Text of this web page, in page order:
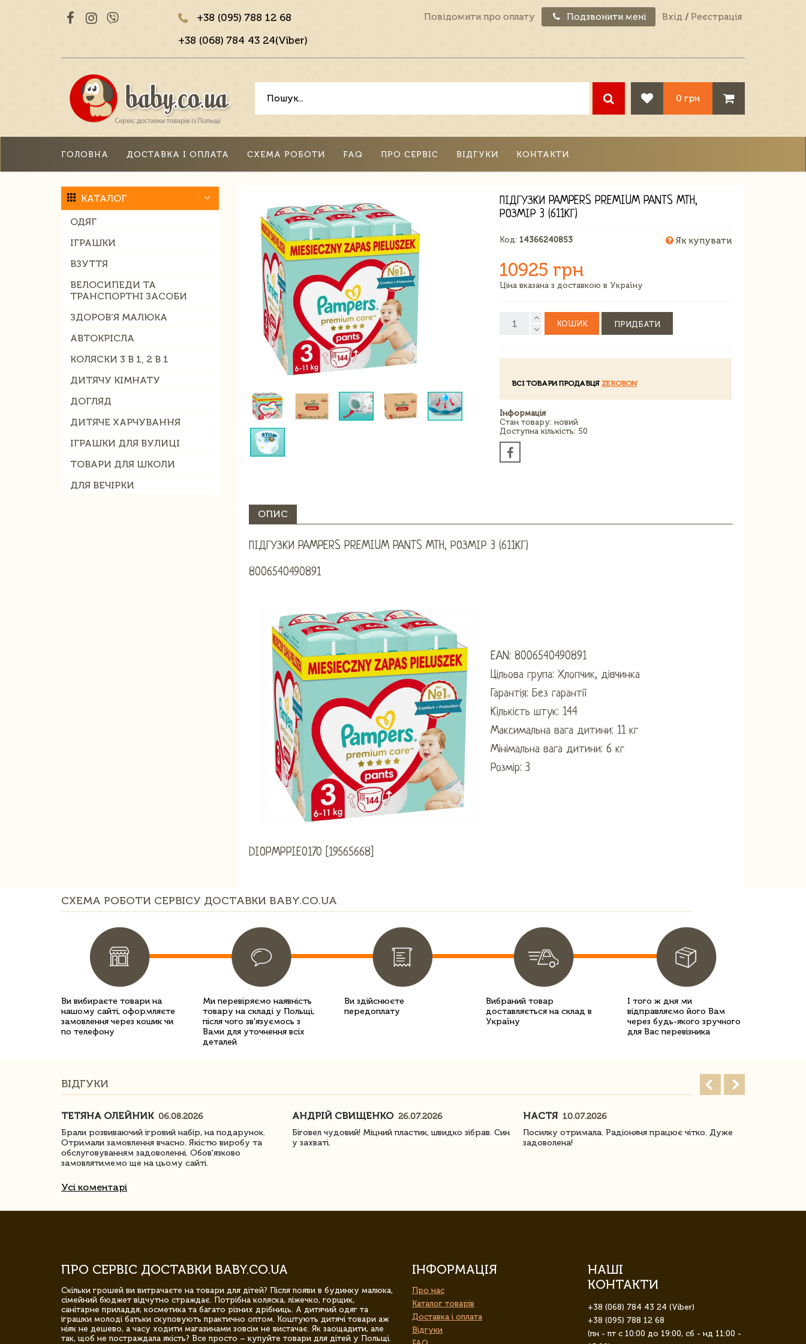
+38 (095) 788 12 68
+38 (068) 784 43 24(Viber)
Повідомити про оплату Подзвонити мені Вхід / Реєстрація
0 грн
ГОЛОВНА ДОСТАВКА І ОПЛАТА СХЕМА РОБОТИ FAQ ПРО СЕРВІС ВІДГУКИ КОНТАКТИ
КАТАЛОГ
ОДЯГ
ІГРАШКИ
ВЗУТТЯ
ВЕЛОСИПЕДИ ТА
ТРАНСПОРТНІ ЗАСОБИ
ЗДОРОВ'Я МАЛЮКА
АВТОКРІСЛА
КОЛЯСКИ 3 В 1, 2 В 1
ДИТЯЧУ КІМНАТУ
ДОГЛЯД
ДИТЯЧЕ ХАРЧУВАННЯ
ІГРАШКИ ДЛЯ ВУЛИЦІ
ТОВАРИ ДЛЯ ШКОЛИ
ДЛЯ ВЕЧІРКИ
ПІДГУЗКИ PAMPERS PREMIUM PANTS MTH,
РОЗМІР 3 (611КГ)
Код: 14366240853 Як купувати
10925 грн
Ціна вказана з доставкою в Україну
КОШИК ПРИДБАТИ
ВСІ ТОВАРИ ПРОДАВЦЯ ZEROBON
Інформація
Стан товару: новий
Доступна кількість: 50
ОПИС
ПІДГУЗКИ PAMPERS PREMIUM PANTS MTH, РОЗМІР 3 (611КГ)
8006540490891
EAN: 8006540490891
Цільова група: Хлопчик, дівчинка
Гарантія: Без гарантії
Кількість штук: 144
Максимальна вага дитини: 11 кг
Мінімальна вага дитини: 6 кг
Розмір: 3
DIOPMPPIE0170 [19565668]
СХЕМА РОБОТИ СЕРВІСУ ДОСТАВКИ BABY.CO.UA
Ви вибираєте товари на
нашому сайті, оформляєте
замовлення через кошик чи
по телефону
Ми перевіряємо наявність
товару на складі у Польщі,
після чого зв'язуємось з
Вами для уточнення всіх
деталей
Ви здійснюєте
передоплату
Вибраний товар
доставляється на склад в
Україну
І того ж дня ми
відправляємо його Вам
через будь-якого зручного
для Вас перевізника
ВІДГУКИ
ТЕТЯНА ОЛЕЙНИК 06.08.2026
Брали розвиваючий ігровий набір, на подарунок.
Отримали замовлення вчасно. Якістю виробу та
обслуговуванням задоволенні. Обов'язково
замовлятимемо ще на цьому сайті.
АНДРІЙ СВИЩЕНКО 26.07.2026
Біговел чудовий! Міцний пластик, швидко зібрав. Син
у захваті.
НАСТЯ 10.07.2026
Посилку отримала. Радіоняня працює чітко. Дуже
задоволена!
Усі коментарі
ПРО СЕРВІС ДОСТАВКИ BABY.CO.UA
Скільки грошей ви витрачаєте на товари для дітей? Після появи в будинку малюка,
сімейний бюджет відчутно страждає. Потрібна коляска, ліжечко, горщик,
санітарне приладдя, косметика та багато різних дрібниць. А дитячий одяг та
іграшки молоді батьки скуповують практично оптом. Коштують дитячі товари аж
ніяк не дешево, а часу ходити магазинами зовсім не вистачає. Як заощадити, але
так, щоб не постраждала якість? Все просто – купуйте товари для дітей у Польщі.
ІНФОРМАЦІЯ
Про нас
Каталог товарів
Доставка і оплата
Відгуки
НАШІ
КОНТАКТИ
+38 (068) 784 43 24 (Viber)
+38 (095) 788 12 68
(пн - пт с 10:00 до 19:00, сб - нд 11:00 -